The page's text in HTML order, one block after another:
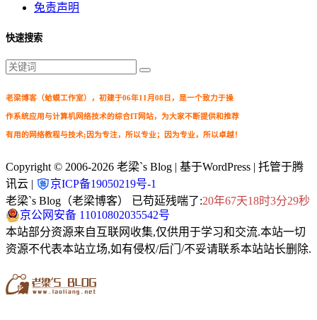
免责声明
快速搜索
老梁博客（蛤蟆工作室），初建于06年11月08日，是一个致力于操
作系统应用与计算机网络技术的综合IT网站，为大家不断提供和推荐
有用的网络教程与技术;因为专注，所以专业；因为专业，所以卓越！
Copyright © 2006-2026 老梁`s Blog | 基于WordPress | 托管于腾
讯云 |
京ICP备19050219号-1
老梁`s Blog（老梁博客） 已苟延残喘了:20年67天18时3分30秒
京公网安备 11010802035542号
本站部分资源来自互联网收集,仅供用于学习和交流.本站一切
资源不代表本站立场,如有侵权/后门/不妥请联系本站站长删除.